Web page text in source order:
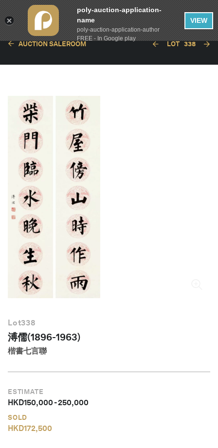
繁體中文
AUCTION SALEROOM LOT 338
Lot338
溥儒(1896-1963)
楷書七言聯
ESTIMATE
HKD150,000-250,000
SOLD
HKD172,500
poly-auction-application-
name
poly-auction-application-author
FREE - In Google play
VIEW